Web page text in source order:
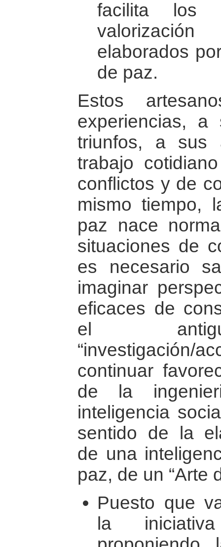
facilita los
elaborados
de paz.
Estos
experiencias,
triunfos, a sus
trabajo
conflictos y de
mismo tiempo,
paz nace
situaciones de
es necesario
imaginar
eficaces de
el
continuar
de la
inteligencia
sentido de la
de una
paz, de un “Arte
Puesto que
la